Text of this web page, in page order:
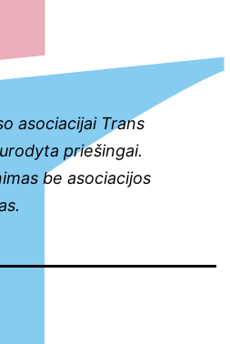
asociacijai Trans
priešingai.
be asociacijos